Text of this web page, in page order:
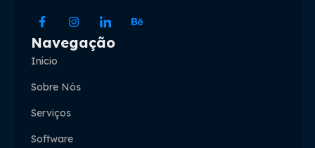
Navegação
Início
Sobre Nós
Serviços
Software